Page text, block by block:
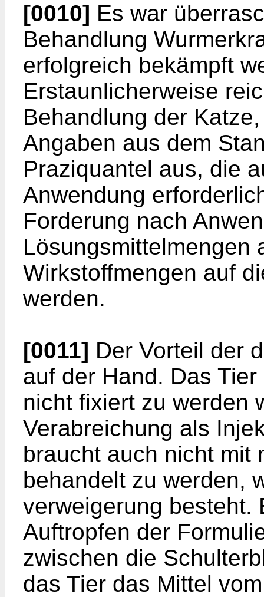
[0010] Es war
Behandlung
erfolgreich bekämpft
Erstaunlicherweise
Behandlung der
Angaben aus dem
Praziquantel aus, die
Anwendung
Forderung nach
Lösungsmittel­mengen
Wirkstoffmengen auf
werden.
[0011] Der Vorteil der
auf der Hand. Das
nicht fixiert zu werden
Verabreichung als
braucht auch nicht mit
behandelt zu werden,
verweigerung besteht.
Auftropfen der
zwischen die
das Tier das Mittel